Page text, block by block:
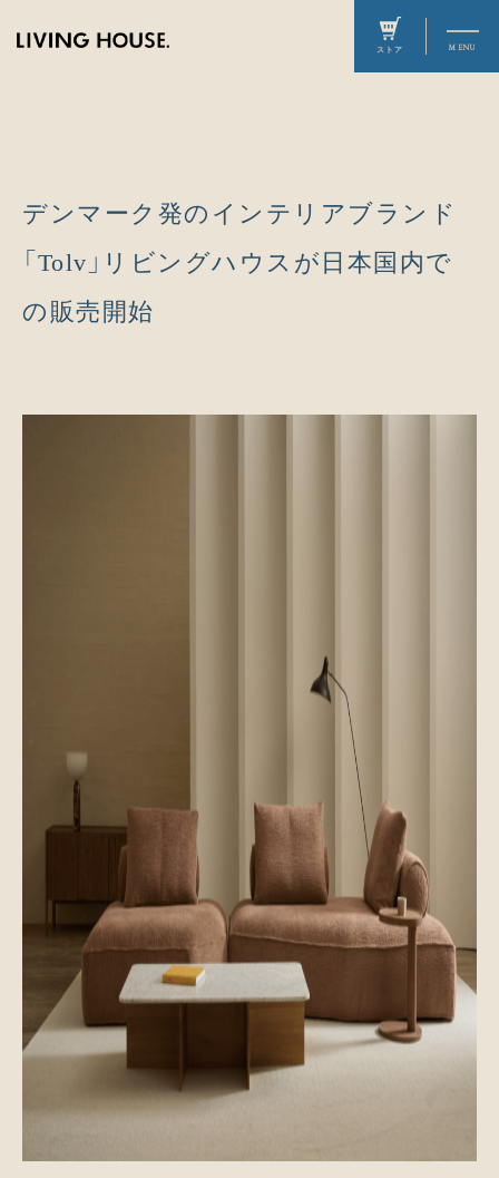
デンマーク発のインテリアブランド
「Tolv」リビングハウスが日本国内で
の販売開始